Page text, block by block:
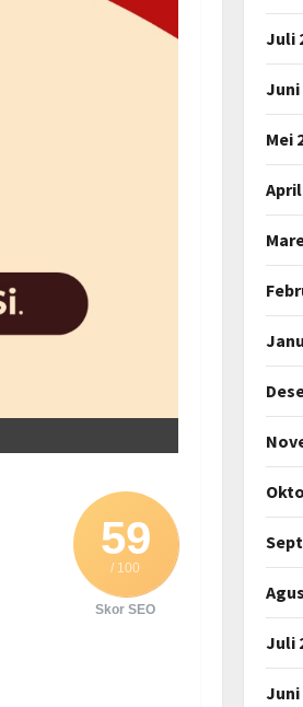
59
/ 100
Skor SEO
Juli
Juni
Mei
April
Juli
Juni